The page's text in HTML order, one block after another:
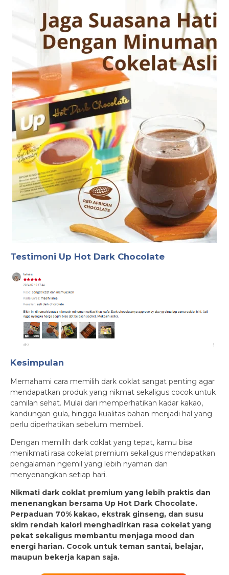
Testimoni Up Hot Dark Chocolate
Kesimpulan
Memahami cara memilih dark coklat sangat penting agar
mendapatkan produk yang nikmat sekaligus cocok untuk
camilan sehat. Mulai dari memperhatikan kadar kakao,
kandungan gula, hingga kualitas bahan menjadi hal yang
perlu diperhatikan sebelum membeli.
Dengan memilih dark coklat yang tepat, kamu bisa
menikmati rasa cokelat premium sekaligus mendapatkan
pengalaman ngemil yang lebih nyaman dan
menyenangkan setiap hari.
Nikmati dark coklat premium yang lebih praktis dan
menenangkan bersama Up Hot Dark Chocolate.
Perpaduan 70% kakao, ekstrak ginseng, dan susu
skim rendah kalori menghadirkan rasa cokelat yang
pekat sekaligus membantu menjaga mood dan
energi harian. Cocok untuk teman santai, belajar,
maupun bekerja kapan saja.